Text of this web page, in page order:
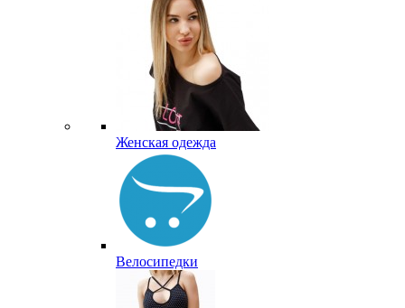
Женская одежда
Велосипедки